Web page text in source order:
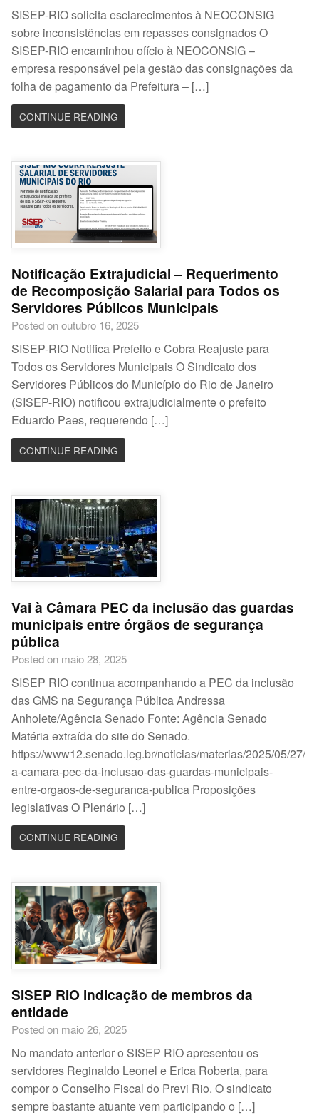
SISEP-RIO solicita esclarecimentos à NEOCONSIG
sobre inconsistências em repasses consignados O
SISEP-RIO encaminhou ofício à NEOCONSIG –
empresa responsável pela gestão das consignações da
folha de pagamento da Prefeitura – […]
CONTINUE READING
Notificação Extrajudicial – Requerimento
de Recomposição Salarial para Todos os
Servidores Públicos Municipais
Posted on outubro 16, 2025
SISEP-RIO Notifica Prefeito e Cobra Reajuste para
Todos os Servidores Municipais O Sindicato dos
Servidores Públicos do Município do Rio de Janeiro
(SISEP-RIO) notificou extrajudicialmente o prefeito
Eduardo Paes, requerendo […]
CONTINUE READING
Vai à Câmara PEC da inclusão das guardas
municipais entre órgãos de segurança
pública
Posted on maio 28, 2025
SISEP RIO continua acompanhando a PEC da inclusão
das GMS na Segurança Pública Andressa
Anholete/Agência Senado Fonte: Agência Senado
Matéria extraída do site do Senado.
https://www12.senado.leg.br/noticias/materias/2025/05/27/
a-camara-pec-da-inclusao-das-guardas-municipais-
entre-orgaos-de-seguranca-publica Proposições
legislativas O Plenário […]
CONTINUE READING
SISEP RIO indicação de membros da
entidade
Posted on maio 26, 2025
No mandato anterior o SISEP RIO apresentou os
servidores Reginaldo Leonel e Erica Roberta, para
compor o Conselho Fiscal do Previ Rio. O sindicato
sempre bastante atuante vem participando o […]